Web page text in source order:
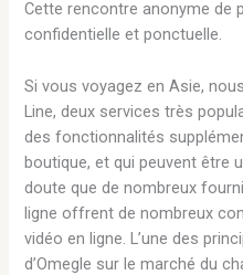
Cette rencontre anonyme de
confidentielle et ponctuelle.
Si vous voyagez en Asie,
Line, deux services très
des fonctionnalités
boutique, et qui peuvent être
doute que de nombreux
ligne offrent de nombreux
vidéo en ligne. L’une des
d’Omegle sur le marché du